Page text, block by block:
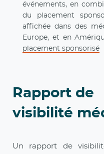
événements, en
du placement
affichée dans des
Europe, et en
placement sponsorisé
Rapport de
visibilité
Un rapport de